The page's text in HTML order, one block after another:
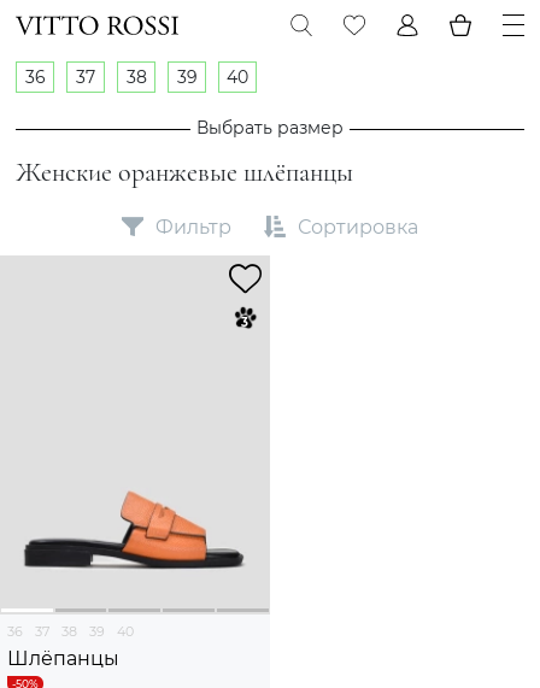
Женские оранжевые шлёпанцы
36 37 38 39 40
Выбрать размер
Фильтр Сортировка
36 37 38 39 40
Шлёпанцы